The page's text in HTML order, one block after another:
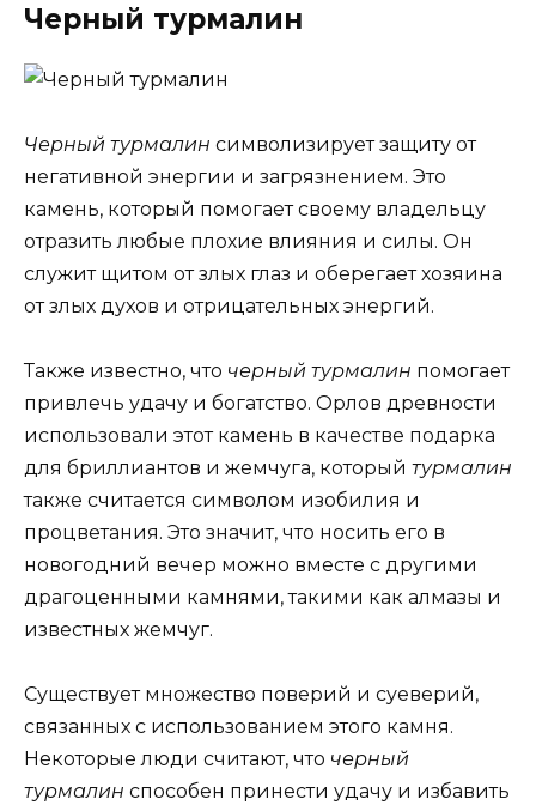
Черный турмалин
Черный турмалин символизирует защиту от
негативной энергии и загрязнением. Это
камень, который помогает своему владельцу
отразить любые плохие влияния и силы. Он
служит щитом от злых глаз и оберегает хозяина
от злых духов и отрицательных энергий.
Также известно, что черный турмалин помогает
привлечь удачу и богатство. Орлов древности
использовали этот камень в качестве подарка
для бриллиантов и жемчуга, который турмалин
также считается символом изобилия и
процветания. Это значит, что носить его в
новогодний вечер можно вместе с другими
драгоценными камнями, такими как алмазы и
известных жемчуг.
Существует множество поверий и суеверий,
связанных с использованием этого камня.
Некоторые люди считают, что черный
турмалин способен принести удачу и избавить